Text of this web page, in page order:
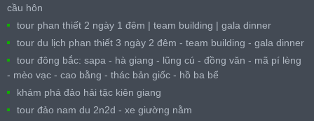
cầu hôn
tour phan thiết 2 ngày 1 đêm | team building | gala dinner
tour du lịch phan thiết 3 ngày 2 đêm - team building - gala dinner
tour đông bắc: sapa - hà giang - lũng cú - đồng văn - mã pí lèng
- mèo vạc - cao bằng - thác bản giốc - hồ ba bể
khám phá đảo hải tặc kiên giang
tour đảo nam du 2n2d - xe giường nằm